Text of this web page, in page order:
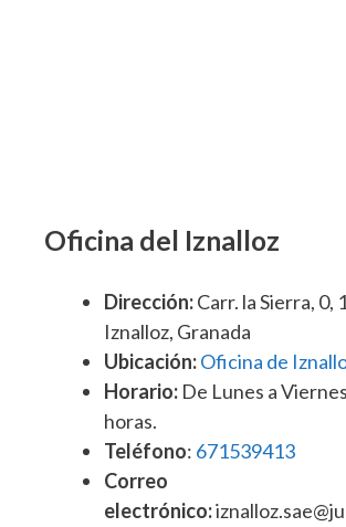
Oficina del Iznalloz
Dirección:Carr. la Sierra, 0,
Iznalloz, Granada
Ubicación:Oficina de
Horario: De Lunes a
horas.
Teléfono: 671539413
Correo
electrónico: